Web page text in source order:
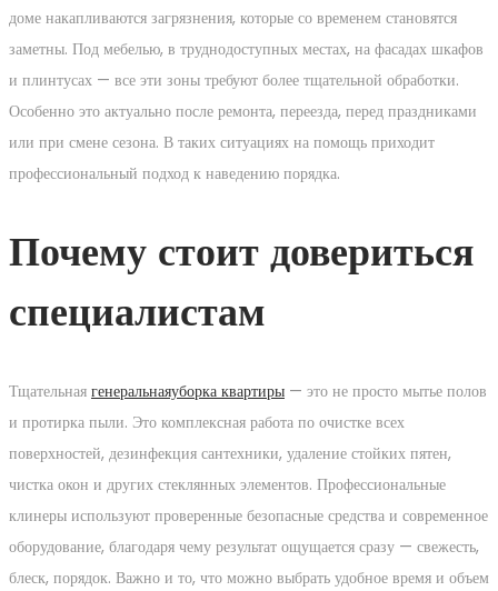
доме накапливаются загрязнения, которые со временем становятся
заметны. Под мебелью, в труднодоступных местах, на фасадах шкафов
и плинтусах — все эти зоны требуют более тщательной обработки.
Особенно это актуально после ремонта, переезда, перед праздниками
или при смене сезона. В таких ситуациях на помощь приходит
профессиональный подход к наведению порядка.
Почему стоит довериться
специалистам
Тщательная генеральнаяуборка квартиры — это не просто мытье полов
и протирка пыли. Это комплексная работа по очистке всех
поверхностей, дезинфекция сантехники, удаление стойких пятен,
чистка окон и других стеклянных элементов. Профессиональные
клинеры используют проверенные безопасные средства и современное
оборудование, благодаря чему результат ощущается сразу — свежесть,
блеск, порядок. Важно и то, что можно выбрать удобное время и объем